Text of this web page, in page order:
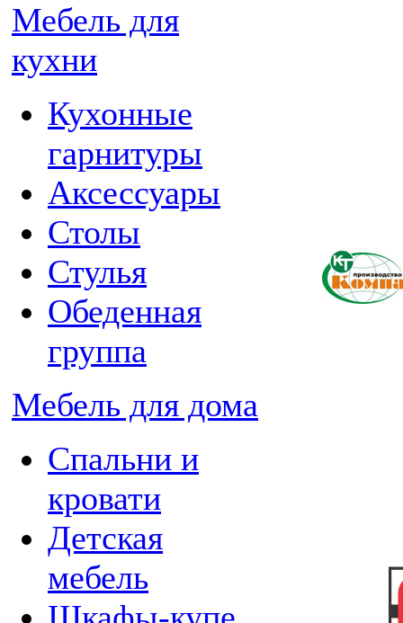
Мебель для
кухни
Кухонные
гарнитуры
Аксессуары
Столы
Стулья
Обеденная
группа
Мебель для дома
Спальни и
кровати
Детская
мебель